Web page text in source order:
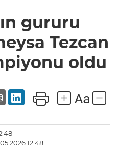
gururu
Tezcan
oldu
12:48